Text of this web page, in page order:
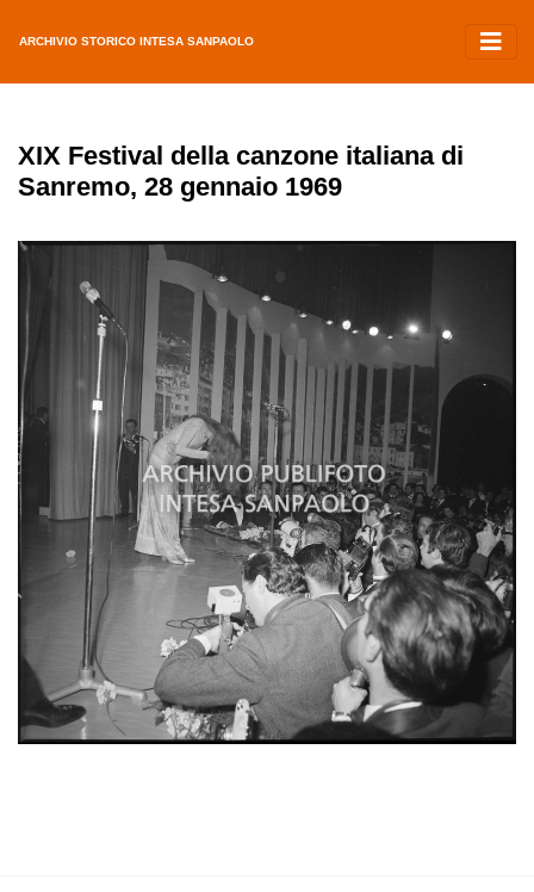
ARCHIVIO STORICO INTESA SANPAOLO
XIX Festival della canzone italiana di
Sanremo, 28 gennaio 1969